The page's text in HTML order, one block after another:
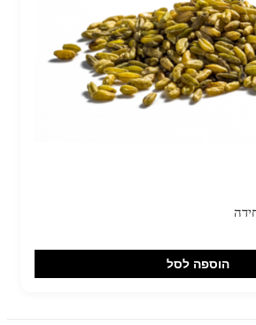
הוספה לסל